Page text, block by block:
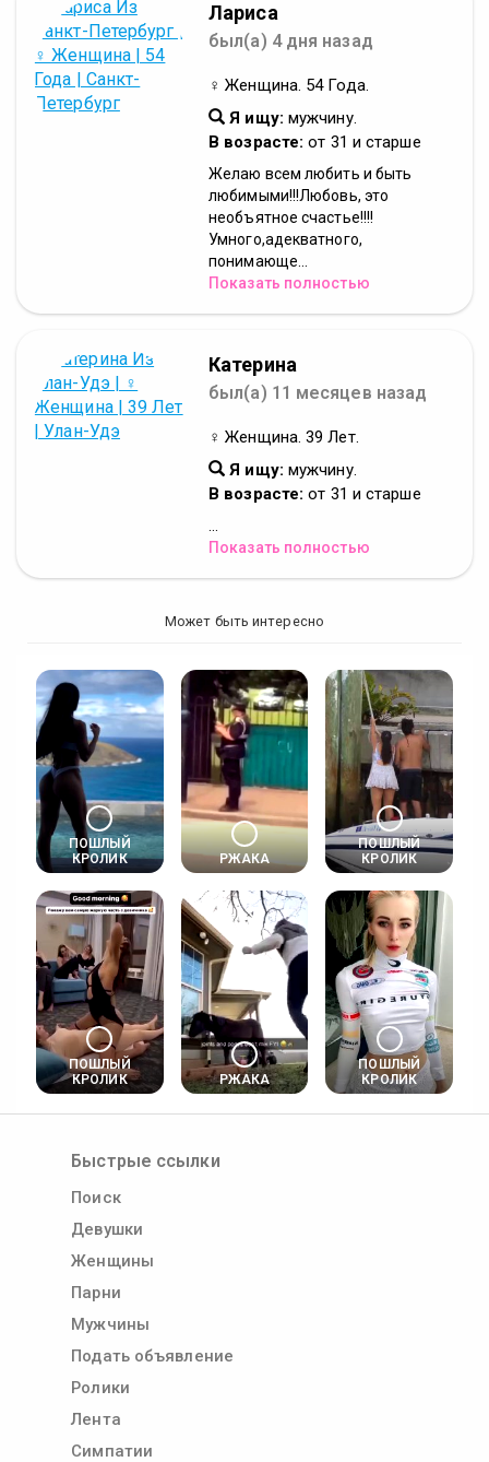
Лариса
был(а) 4 дня назад
♀ Женщина. 54 Года.
Я ищу: мужчину.
В возрасте: от 31 и старше
Желаю всем любить и быть
любимыми!!!Любовь, это
необъятное счастье!!!!
Умного,адекватного,
понимающе...
Показать полностью
Катерина
был(а) 11 месяцев назад
♀ Женщина. 39 Лет.
Я ищу: мужчину.
В возрасте: от 31 и старше
Показать полностью
Может быть интересно
ПОШЛЫЙ
КРОЛИК
РЖАКА
ПОШЛЫЙ
КРОЛИК
ПОШЛЫЙ
КРОЛИК
РЖАКА
ПОШЛЫЙ
КРОЛИК
Быстрые ссылки
Поиск
Девушки
Женщины
Парни
Мужчины
Подать объявление
Ролики
Лента
Симпатии